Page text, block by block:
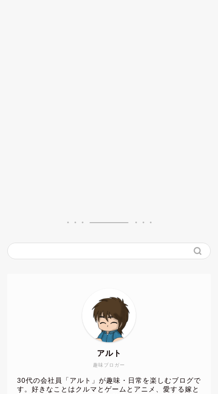
趣味ブロガー
アルト
30代の会社員「アルト」が趣味・日常を楽しむブログで
す。好きなことはクルマとゲームとアニメ、愛する嫁と